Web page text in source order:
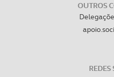
OUTROS
REDES